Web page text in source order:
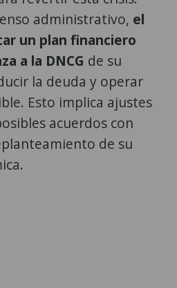
administrativo, el
un plan financiero
a la DNCG de su
la deuda y operar
Esto implica ajustes
acuerdos con
de su